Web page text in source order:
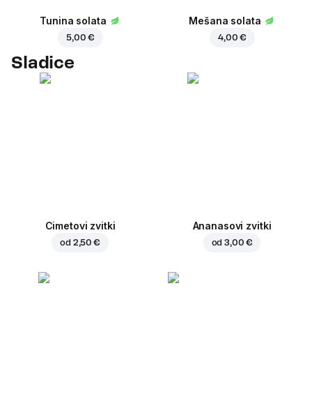
Tunina solata
5,00 €
Mešana solata
4,00 €
Sladice
Cimetovi zvitki
od 2,50 €
Ananasovi zvitki
od3,00 €